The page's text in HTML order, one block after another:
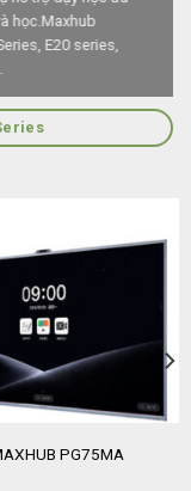
học.Maxhub
E20 series,
PG75MA